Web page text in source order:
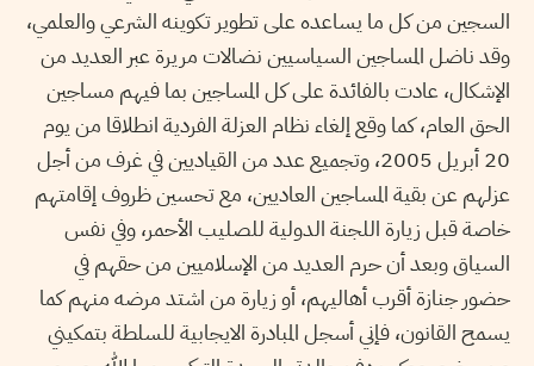
السجين من كل ما يساعده على تطوير تكوينه الشرعي والعلمي،
وقد ناضل المساجين السياسيين نضالات مريرة عبر العديد من
الإشكال، عادت بالفائدة على كل المساجين بما فيهم مساجين
الحق العام، كما وقع إلغاء نظام العزلة الفردية انطلاقا من يوم
20 أبريل 2005، وتجميع عدد من القياديين في غرف من أجل
عزلهم عن بقية المساجين العاديين، مع تحسين ظروف إقامتهم
خاصة قبل زيارة اللجنة الدولية للصليب الأحمر، وفي نفس
السياق وبعد أن حرم العديد من الإسلاميين من حقهم في
حضور جنازة أقرب أهاليهم، أو زيارة من اشتد مرضه منهم كما
يسمح القانون، فإني أسجل المبادرة الايجابية للسلطة بتمكيني